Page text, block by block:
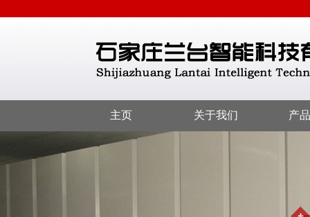
主页 关于我们 产